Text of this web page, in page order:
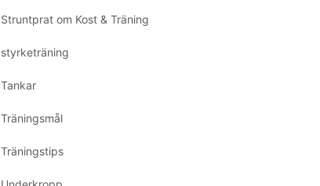
Struntprat om Kost & Träning
styrketräning
Tankar
Träningsmål
Träningstips